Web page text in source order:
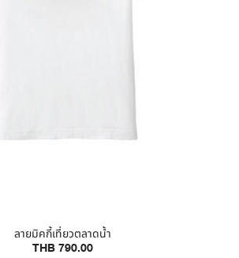
ลายมิคกี้เที่ยวตลาดน้ำ
THB 790.00